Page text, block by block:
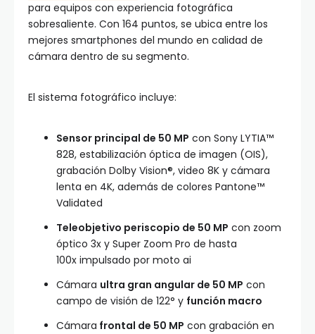
para equipos con experiencia fotográfica
sobresaliente. Con 164 puntos, se ubica entre los
mejores smartphones del mundo en calidad de
cámara dentro de su segmento.
El sistema fotográfico incluye:
Sensor principal de 50 MP con Sony LYTIA™
828, estabilización óptica de imagen (OIS),
grabación Dolby Vision®, video 8K y cámara
lenta en 4K, además de colores Pantone™
Validated
Teleobjetivo periscopio de 50 MP con zoom
óptico 3x y Super Zoom Pro de hasta
100x impulsado por moto ai
Cámara ultra gran angular de 50 MP con
campo de visión de 122° y función macro
Cámara frontal de 50 MP con grabación en